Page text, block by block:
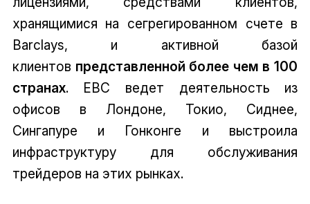
хранящимися на сегрегированном счете в
Barclays, и активной базой
клиентов представленной более чем в 100
странах. EBC ведет деятельность из
офисов в Лондоне, Токио, Сиднее,
Сингапуре и Гонконге и выстроила
инфраструктуру для обслуживания
трейдеров на этих рынках.